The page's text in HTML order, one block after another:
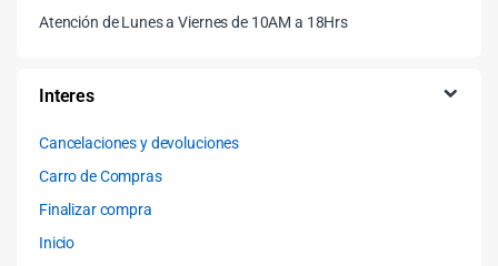
Atención de Lunes a Viernes de 10AM a 18Hrs
Interes
Cancelaciones y devoluciones
Carro de Compras
Finalizar compra
Inicio